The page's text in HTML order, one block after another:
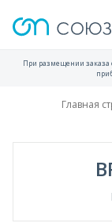
При размещении заказа
Главная